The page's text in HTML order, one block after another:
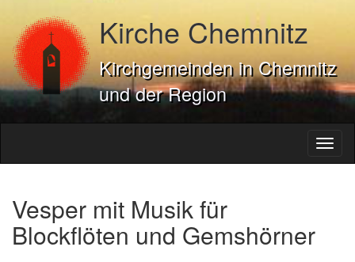
Kirche Chemnitz
Kirchgemeinden in Chemnitz
und der Region
Vesper mit Musik für
Blockflöten und Gemshörner